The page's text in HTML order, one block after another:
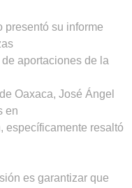
presentó su informe
aportaciones de la
Oaxaca, José Ángel
en
específicamente resaltó
es garantizar que